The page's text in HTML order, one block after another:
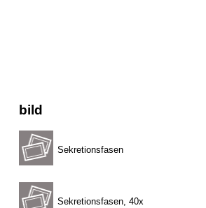
bild
Sekretionsfasen
Sekretionsfasen, 40x